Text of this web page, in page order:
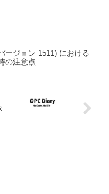
ージョン 1511) における
の注意点